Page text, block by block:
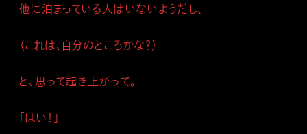
他に泊まっている人はいないようだし、
（これは、自分のところかな？）
と、思って起き上がって。
「はい！」